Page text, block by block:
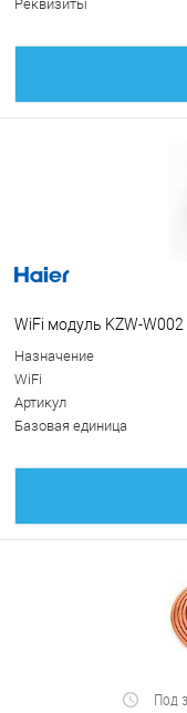
Реквизиты
WiFi модуль KZW-W002
Назначение
WiFi
Артикул
Базовая единица
Под